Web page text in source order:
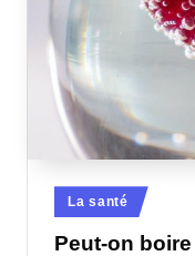
Posted
in
La santé
Peut-on